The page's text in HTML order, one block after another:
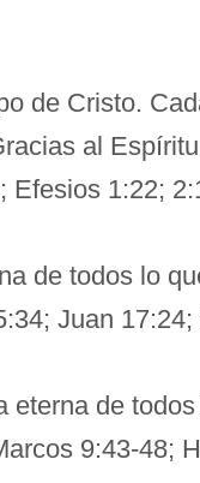
de Cristo.
al
Efesios 1:22;
de todos lo
Juan
eterna de
9:43-48;